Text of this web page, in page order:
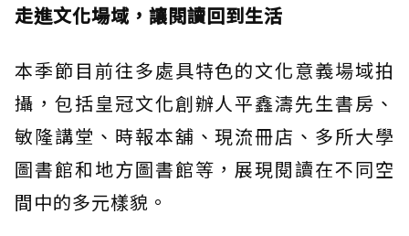
走進文化場域，讓閱讀回到生活
本季節目前往多處具特色的文化意義場域拍
攝，包括皇冠文化創辦人平鑫濤先生書房、
敏隆講堂、時報本舖、現流冊店、多所大學
圖書館和地方圖書館等，展現閱讀在不同空
間中的多元樣貌。